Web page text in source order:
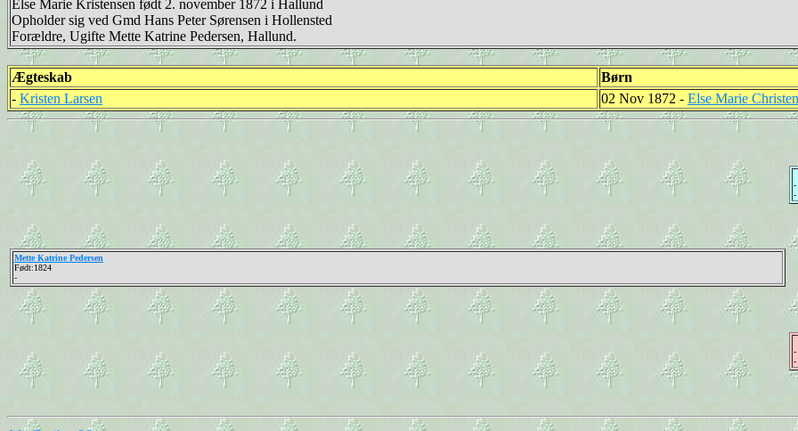
Else Marie Kristensen født 2. november 1872 i Hallund
Opholder sig ved Gmd Hans Peter Sørensen i Hollensted
Forældre, Ugifte Mette Katrine Pedersen, Hallund.
Ægteskab
Børn
- Kristen Larsen 02 Nov 1872 - Else Marie
Mette Katrine Pedersen
Født:1824
-
-
-
-
-